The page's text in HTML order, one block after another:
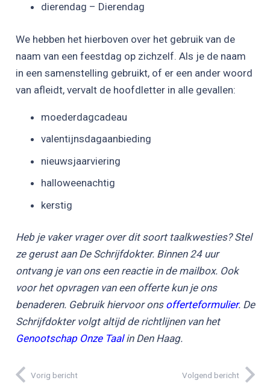
dierendag – Dierendag
We hebben het hierboven over het gebruik van de
naam van een feestdag op zichzelf. Als je de naam
in een samenstelling gebruikt, of er een ander woord
van afleidt, vervalt de hoofdletter in alle gevallen:
moederdagcadeau
valentijnsdagaanbieding
nieuwsjaarviering
halloweenachtig
kerstig
Heb je vaker vrager over dit soort taalkwesties? Stel
ze gerust aan De Schrijfdokter. Binnen 24 uur
ontvang je van ons een reactie in de mailbox. Ook
voor het opvragen van een offerte kun je ons
benaderen. Gebruik hiervoor ons offerteformulier. De
Schrijfdokter volgt altijd de richtlijnen van het
Genootschap Onze Taalin Den Haag.
Vorig bericht Volgend bericht